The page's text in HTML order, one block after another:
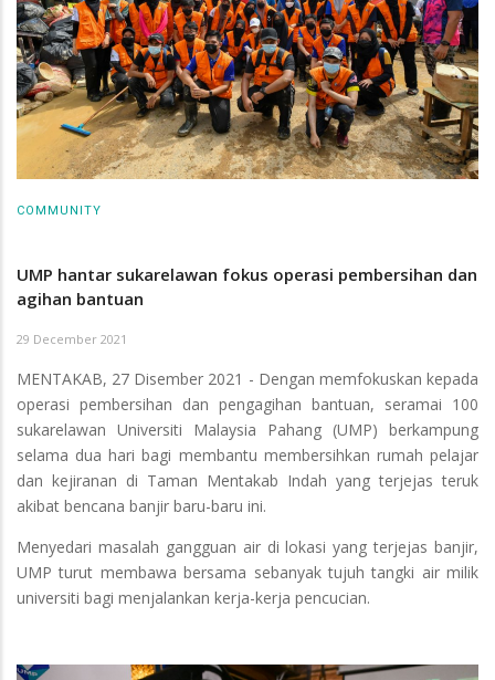
COMMUNITY
UMP hantar sukarelawan fokus operasi pembersihan dan
agihan bantuan
29 December 2021
MENTAKAB, 27 Disember 2021 - Dengan memfokuskan kepada
operasi pembersihan dan pengagihan bantuan, seramai 100
sukarelawan Universiti Malaysia Pahang (UMP) berkampung
selama dua hari bagi membantu membersihkan rumah pelajar
dan kejiranan di Taman Mentakab Indah yang terjejas teruk
akibat bencana banjir baru-baru ini.
Menyedari masalah gangguan air di lokasi yang terjejas banjir,
UMP turut membawa bersama sebanyak tujuh tangki air milik
universiti bagi menjalankan kerja-kerja pencucian.